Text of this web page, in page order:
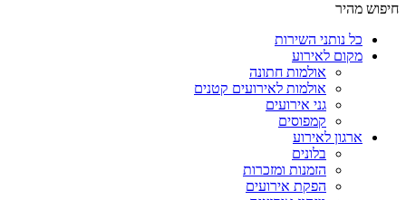
חיפוש מהיר
כל נותני השירות
מקום לאירוע
אולמות חתונה
אולמות לאירועים קטנים
גני אירועים
קמפוסים
ארגון לאירוע
בלונים
הזמנות ומזכרות
הפקת אירועים